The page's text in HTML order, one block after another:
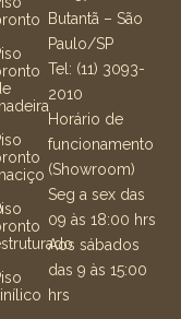
Butantã – São
Paulo/SP
Tel: (11) 3093-
2010
Horário de
funcionamento
(Showroom)
Seg a sex das
09 às 18:00 hrs
Aos sábados
das 9 às 15:00
hrs